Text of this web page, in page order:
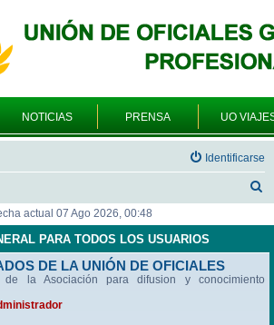
NOTICIAS PRENSA UO
Identificarse
c
actual 07 Ago 2026, 00:48
PARA TODOS LOS USUARIOS
DE LA UNIÓN DE OFICIALES
de la Asociación para difusion y conocimiento